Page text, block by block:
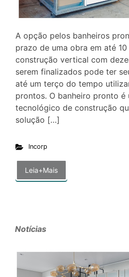
A opção pelos banheiros
prazo de uma obra em até 10
construção vertical com
serem finalizados pode ter
até um terço do tempo
prontos. O banheiro pronto é
tecnológico de construção
solução […]
Incorp
Leia+Mais
Notícias